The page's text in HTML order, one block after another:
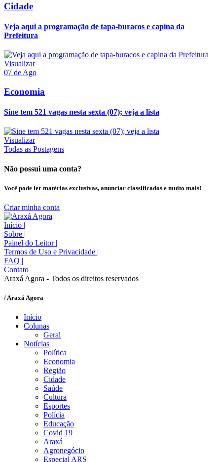
Cidade
Veja aqui a programação de tapa-buracos e capina da
Prefeitura
Visualizar
07 de Ago
Economia
Sine tem 521 vagas nesta sexta (07); veja a lista
Visualizar
Todas as Postagens
Não possui uma conta?
Você pode ler matérias exclusivas, anunciar classificados e muito mais!
Criar minha conta
Início |
Sobre |
Painel do Leitor |
Termos de Uso e Privacidade |
FAQ |
Contato
Araxá Agora - Todos os direitos reservados
/ Araxá Agora
Início
Colunas
Geral
Notícias
Política
Economia
Região
Cidade
Saúde
Cultura
Esportes
Polícia
Educação
Covid 19
Araxá
Agronegócio
Especial ARS